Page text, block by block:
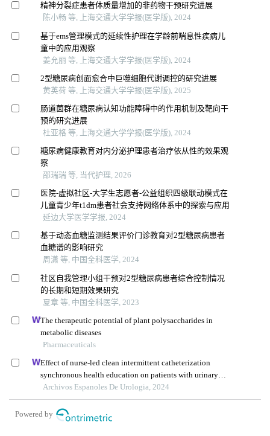
精神分裂症患者体质量增加的非药物干预研究进展
陈小畅 等, 上海交通大学学报(医学版), 2024
基于ems管理模式的延续性护理在学龄前喘息性疾病儿
童中的应用观察
姜允丽 等, 上海交通大学学报(医学版), 2024
2型糖尿病创面愈合中巨噬细胞代谢调控的研究进展
黄英荷 等, 上海交通大学学报(医学版), 2025
肠道菌群在糖尿病认知功能障碍中的作用机制及靶向干
预的研究进展
杜亚格 等, 上海交通大学学报(医学版), 2024
糖尿病健康教育对内分泌护理患者治疗依从性的效果观
察
邵瑞瑞 等, 当代护理, 2026
医院-虚拟社区-大学生志愿者-公益组织四级联动模式在
儿童青少年t1dm患者社会支持网络体系中的探索与应用
延边大学医学学报, 2024
基于动态血糖监测结果评价门诊教育对2型糖尿病患者
血糖谱的影响研究
周潇 等, 中国全科医学, 2024
社区自我管理小组干预对2型糖尿病患者综合控制情况
的长期和短期效果研究
夏章 等, 中国全科医学, 2023
The therapeutic potential of plant polysaccharides in
metabolic diseases
Pharmaceuticals
Effect of nurse-led clean intermittent catheterization
synchronous health education on patients with urinary
dysfunction after spinal cord injury
Archivos Espanoles De Urologia, 2024
Powered by